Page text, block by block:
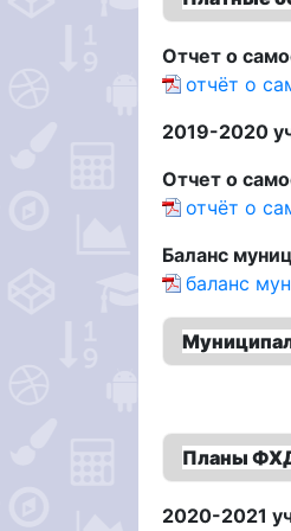
Отчет о
отчёт о
2019-2020
Отчет о
отчёт о
Баланс
баланс
Планы
2020-2021